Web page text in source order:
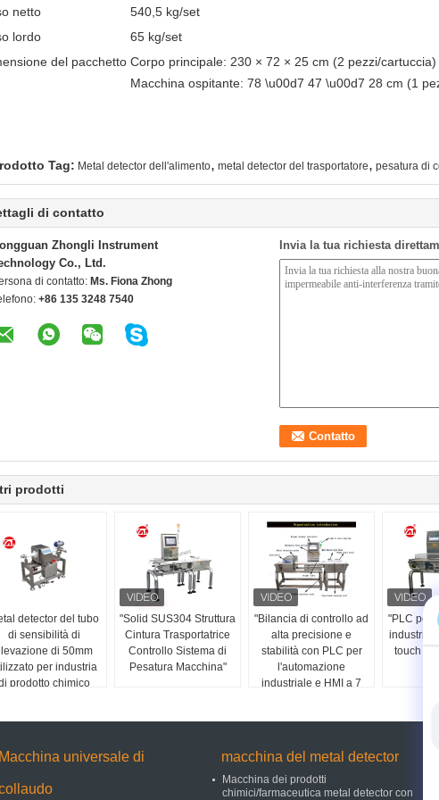
netto
540,5 kg/set
lordo
65 kg/set
del pacchetto Corpo principale: 230 × 72 × 25 cm (2 pezzi/cartuccia)
Macchina ospitante: 78 \u00d7 47 \u00d7 28 cm (1
Tag: Metal detector dell'alimento, metal detector del trasportatore, pesatura di
di contatto
Zhongli Instrument
Co., Ltd.
di contatto: Ms. Fiona Zhong
+86 135 3248 7540
Invia la tua richiesta
prodotti
detector del tubo
di sensibilità di
di 50mm
per industria
prodotto chimico
"Solid SUS304 Struttura
Cintura Trasportatrice
Controllo Sistema di
Pesatura Macchina"
"Bilancia di controllo ad
alta precisione e
stabilità con PLC per
l'automazione
industriale e HMI a 7
"PLC per
touch
Macchina universale di macchina del metal detector
Macchina dei prodotti
chimici/farmaceutica metal detector con